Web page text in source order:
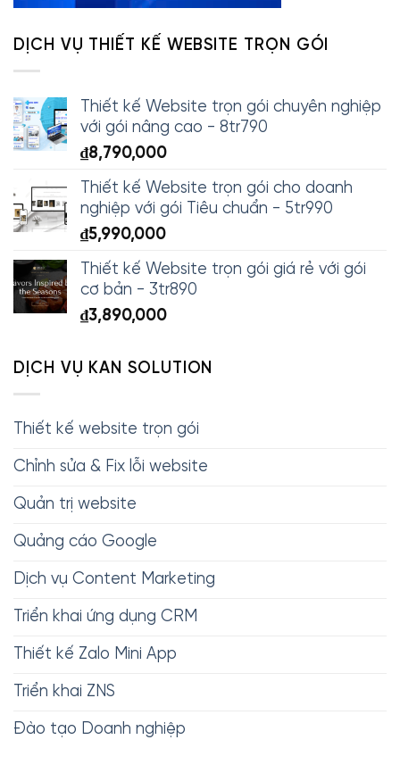
DỊCH VỤ THIẾT KẾ WEBSITE TRỌN GÓI
Thiết kế Website trọn gói chuyên nghiệp
với gói nâng cao - 8tr790
₫8,790,000
Thiết kế Website trọn gói cho doanh
nghiệp với gói Tiêu chuẩn - 5tr990
₫5,990,000
Thiết kế Website trọn gói giá rẻ với gói
cơ bản - 3tr890
₫3,890,000
DỊCH VỤ KAN SOLUTION
Thiết kế website trọn gói
Chỉnh sửa & Fix lỗi website
Quản trị website
Quảng cáo Google
Dịch vụ Content Marketing
Triển khai ứng dụng CRM
Thiết kế Zalo Mini App
Triển khai ZNS
Đào tạo Doanh nghiệp